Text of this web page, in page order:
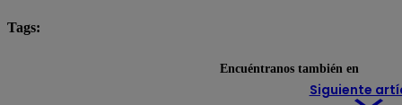
Tags:
Siguiente
Encuéntranos también en